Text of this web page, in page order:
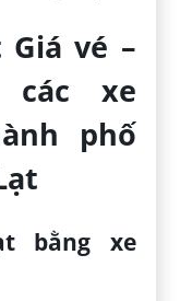
vé –
các xe
phố
bằng xe